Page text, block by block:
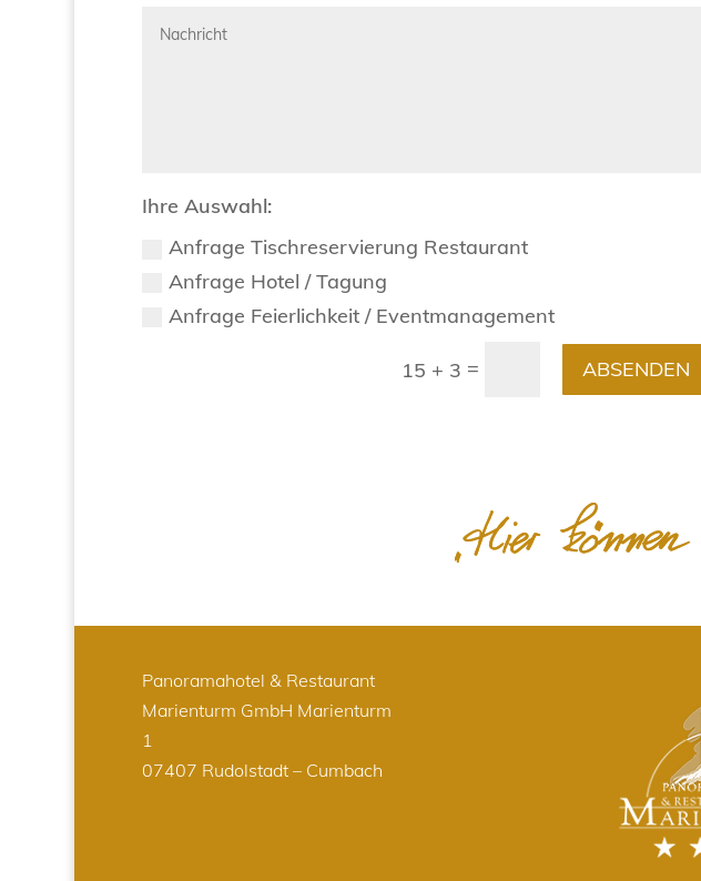
Ihre Auswahl:
Anfrage Tischreservierung Restaurant
Anfrage Hotel / Tagung
Anfrage Feierlichkeit / Eventmanagement
15 + 3 = ABSENDEN
Panoramahotel & Restaurant
Marienturm GmbH Marienturm
1
07407 Rudolstadt – Cumbach